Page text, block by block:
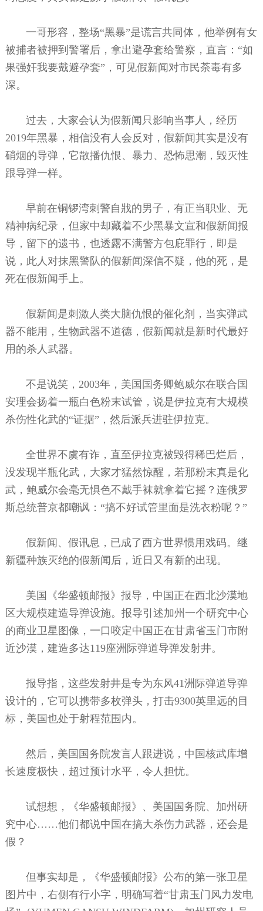
一哥形容，整场“黑暴”是谎言共同体，他举例有女
被捕者被押到警署后，拿出避孕套给警察，直言：“如
果强奸我要戴避孕套”，可见假新闻对市民荼毒有多
深。
过去，大家会认为假新闻只影响当事人，经历
2019年黑暴，相信没有人会反对，假新闻其实是没有
硝烟的导弹，它散播仇恨、暴力、恐怖思潮，毁灭性
跟导弹一样。
早前在铜锣湾刺警自戕的男子，有正当职业、无
精神病纪录，但家中却藏着不少黑暴文宣和假新闻报
导，留下的遗书，也透露不满警方包庇罪行，即是
说，此人对抹黑警队的假新闻深信不疑，他的死，是
死在假新闻手上。
假新闻是刺激人类大脑仇恨的催化剂，当实弹武
器不能用，生物武器不道德，假新闻就是新时代最好
用的杀人武器。
不是说笑，2003年，美国国务卿鲍威尔在联合国
安理会扬着一瓶白色粉末试管，说是伊拉克有大规模
杀伤性化武的“证据”，然后派兵进驻伊拉克。
全世界不虞有诈，直至伊拉克被毁得稀巴烂后，
没发现半瓶化武，大家才猛然惊醒，若那粉末真是化
武，鲍威尔会毫无惧色不戴手袜就拿着它摇？连俄罗
斯总统普京都嘲讽：“搞不好试管里面是洗衣粉呢？”
假新闻、假讯息，已成了西方世界惯用戏码。继
新疆种族灭绝的假新闻后，近日又有新的出现。
美国《华盛顿邮报》报导，中国正在西北沙漠地
区大规模建造导弹设施。报导引述加州一个研究中心
的商业卫星图像，一口咬定中国正在甘肃省玉门市附
近沙漠，建造多达119座洲际弹道导弹发射井。
报导指，这些发射井是专为东风41洲际弹道导弹
设计的，它可以携带多枚弹头，打击9300英里远的目
标，美国也处于射程范围内。
然后，美国国务院发言人跟进说，中国核武库增
长速度极快，超过预计水平，令人担忧。
试想想，《华盛顿邮报》、美国国务院、加州研
究中心……他们都说中国在搞大杀伤力武器，还会是
假？
但事实却是，《华盛顿邮报》公布的第一张卫星
图片中，右侧有行小字，明确写着“甘肃玉门风力发电